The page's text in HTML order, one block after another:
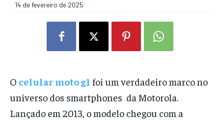
14 de fevereiro de 2025
O celular moto g1 foi um verdadeiro marco no
universo dos smartphones da Motorola.
Lançado em 2013, o modelo chegou com a